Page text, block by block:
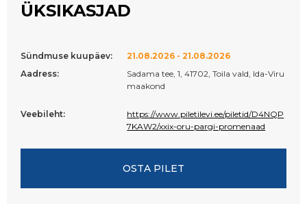
ÜKSIKASJAD
Sündmuse kuupäev:
21.08.2026 - 21.08.2026
Aadress:
Sadama tee, 1, 41702, Toila vald, Ida-Viru
maakond
Veebileht:
https://www.piletilevi.ee/piletid/D4NQP
7KAW2/xxix-oru-pargi-promenaad
OSTA PILET